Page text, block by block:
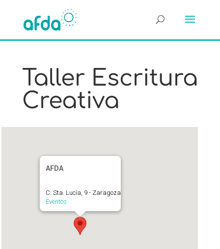
Taller Escritura
Creativa
AFDA
C. Sta. Lucía, 9 - Zaragoza
Eventos